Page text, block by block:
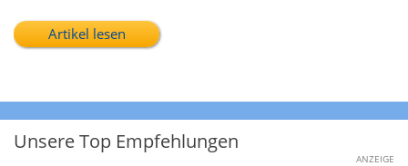
Artikel lesen
Unsere Top Empfehlungen
ANZEIGE